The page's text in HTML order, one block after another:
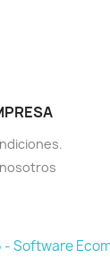
Software